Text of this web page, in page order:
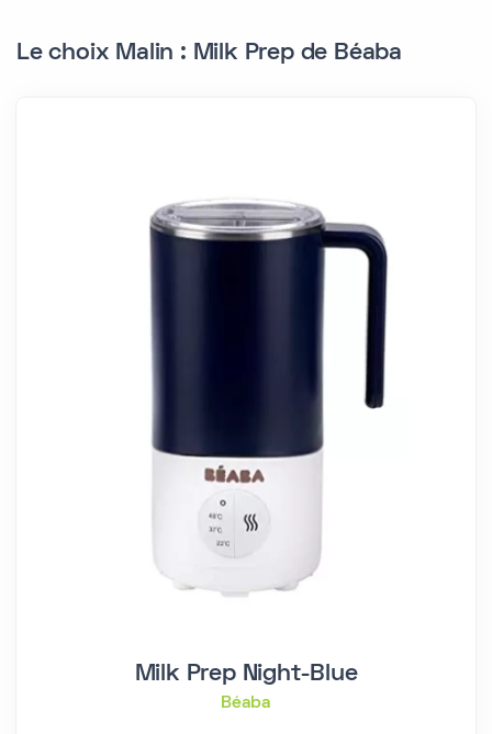
Le choix Malin : Milk Prep de Béaba
Milk Prep Night-Blue
Béaba